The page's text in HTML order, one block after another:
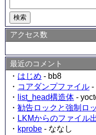
アクセス数
最近のコメント
・ はじめ - bb8
・ コアダンプファイル -
・
list_head構造体 -
・ 勧告ロックと強制ロ
・ LKMからのファイル
・ kprobe - ななし